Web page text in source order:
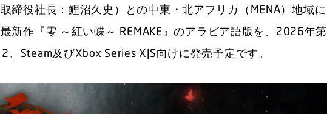
締役社長：鯉沼久史）との中東・北アフリカ（MENA）地域に
新作『零 ～紅い蝶～ REMAKE』のアラビア語版を、2026年第
Steam及びXbox Series X|S向けに発売予定です。